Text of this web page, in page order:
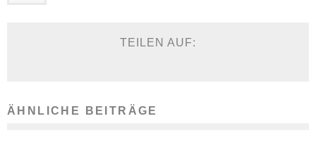
TEILEN AUF:
ÄHNLICHE BEITRÄGE